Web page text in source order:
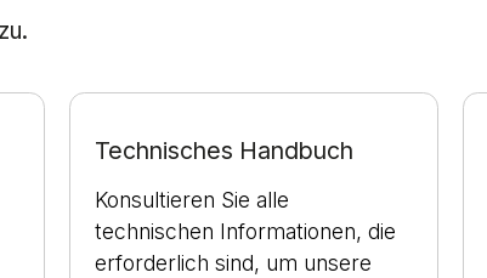
Technisches Handbuch
Konsultieren Sie alle
technischen Informationen, die
erforderlich sind, um unsere